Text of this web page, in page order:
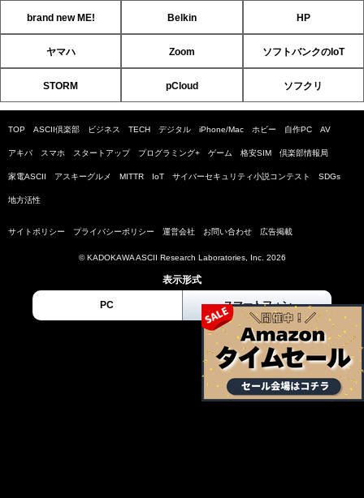
brand new ME! Belkin HP
ヤマハ Zoom ソフトバンクのIoT
STORM pCloud ソフクリ
TOP ASCII倶楽部 ビジネス TECH デジタル iPhone/Mac ホビー 自作PC AV
アキバ スマホ スタートアップ プログラミング+ ゲーム 格安SIM 倶楽部情報局
家電ASCII アスキーグルメ MITTR IoT サイバーセキュリティ小説コンテスト SDGs
地方活性
サイトポリシー プライバシーポリシー 運営会社 お問い合わせ 広告掲載
© KADOKAWA ASCII Research Laboratories, Inc. 2026
表示形式
PC スマートフォン